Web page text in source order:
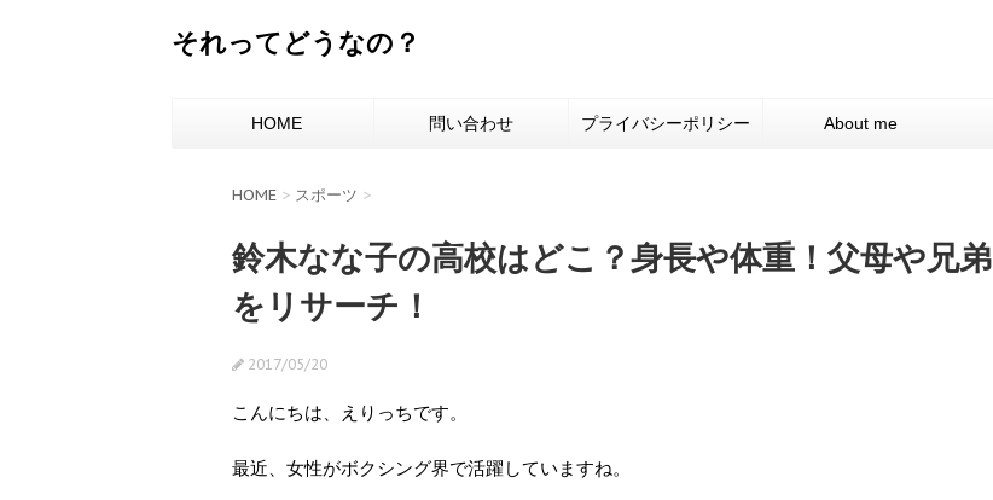
それってどうなの？
HOME 問い合わせ プライバシーポリシー About me
HOME > スポーツ >
鈴木なな子の高校はどこ？身長や体重！父母や兄弟
をリサーチ！
2017/05/20
こんにちは、えりっちです。
最近、女性がボクシング界で活躍していますね。